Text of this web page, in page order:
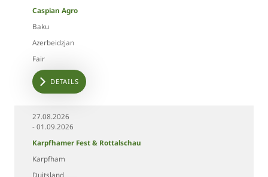
Caspian Agro
Baku
Azerbeidzjan
Fair
DETAILS
27.08.2026
- 01.09.2026
Karpfhamer Fest & Rottalschau
Karpfham
Duitsland